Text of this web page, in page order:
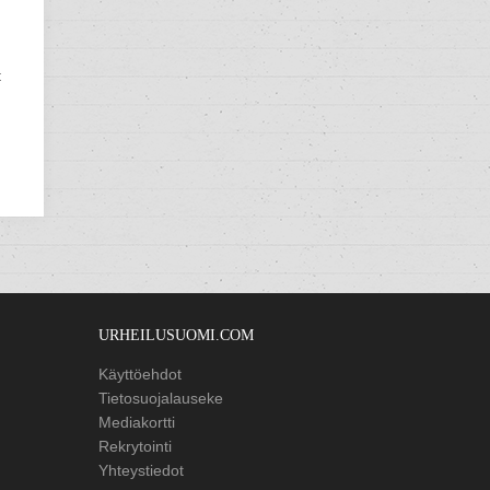
URHEILUSUOMI.COM
Käyttöehdot
Tietosuojalauseke
Mediakortti
Rekrytointi
Yhteystiedot